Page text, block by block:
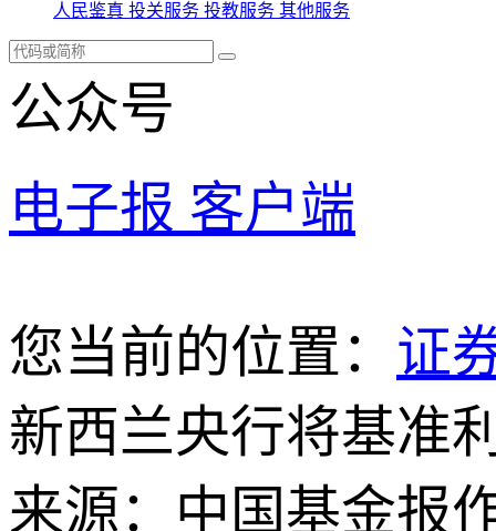
人民鉴真 投关服务 投教服务 其他服务
公众号
电子报 客户端
您当前的位置： 证
新西兰央行将基准
来源：中国基金报